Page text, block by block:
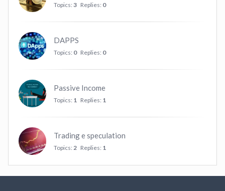
Topics: 3 Replies: 0
DAPPS
Topics: 0 Replies: 0
Passive Income
Topics: 1 Replies: 1
Trading e speculation
Topics: 2 Replies: 1